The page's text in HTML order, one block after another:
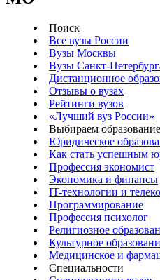
Поиск
Все вузы России
Вузы Москвы
Вузы Санкт-
Дистанционное
Отзывы о вузах
Рейтинги вузов
«Лучший вуз России»
Выбираем образование
Юридическое
Как стать успешным
Профессия экономист
Экономика и финансы
IT-технологии и
Программирование
Профессия психолог
Религиозное
Культурное
Медицинское и
Специальности